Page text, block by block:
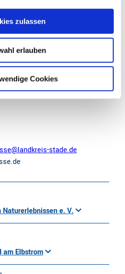
zulassen
erlauben
Cookies
Okt
Naturerlebnissen e.V.
stade.de
e. V.
am Elbstrom